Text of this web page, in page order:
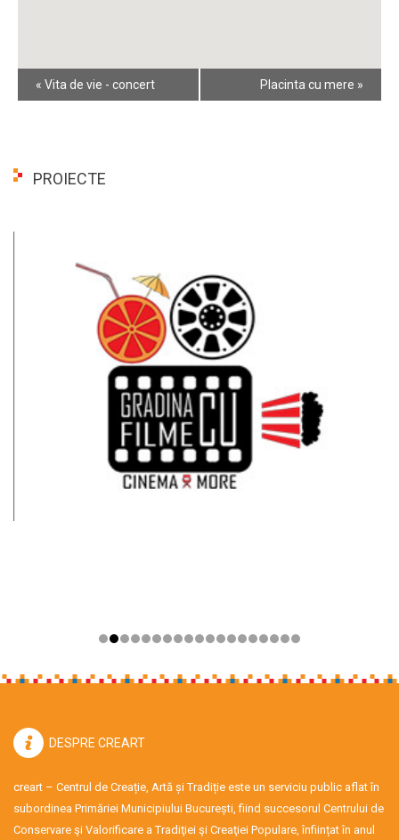
Event
Navigation
« Vita de vie - concert Placinta cu mere »
PROIECTE
DESPRE CREART
creart – Centrul de Creație, Artă și Tradiție este un serviciu public aflat în
subordinea Primăriei Municipiului București, fiind succesorul Centrului de
Conservare şi Valorificare a Tradiţiei şi Creaţiei Populare, înființat în anul